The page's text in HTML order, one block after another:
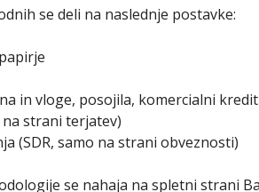
se deli na naslednje postavke:
in vloge, posojila, komercialni
strani terjatev)
(SDR, samo na strani obveznosti)
se nahaja na spletni strani